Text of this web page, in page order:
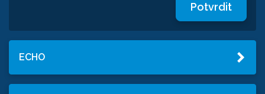
Potvrdit
ECHO